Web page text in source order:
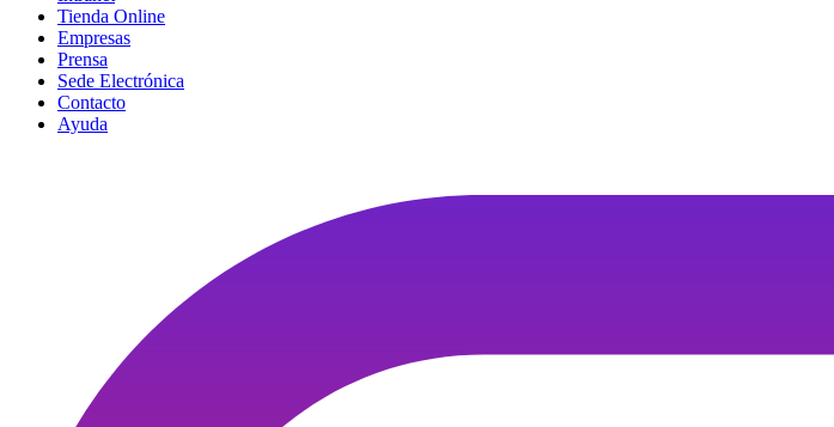
Tienda Online
Empresas
Prensa
Sede Electrónica
Contacto
Ayuda